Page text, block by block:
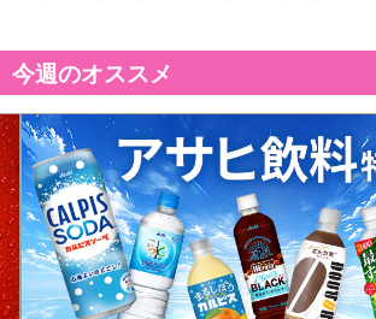
今週のオススメ